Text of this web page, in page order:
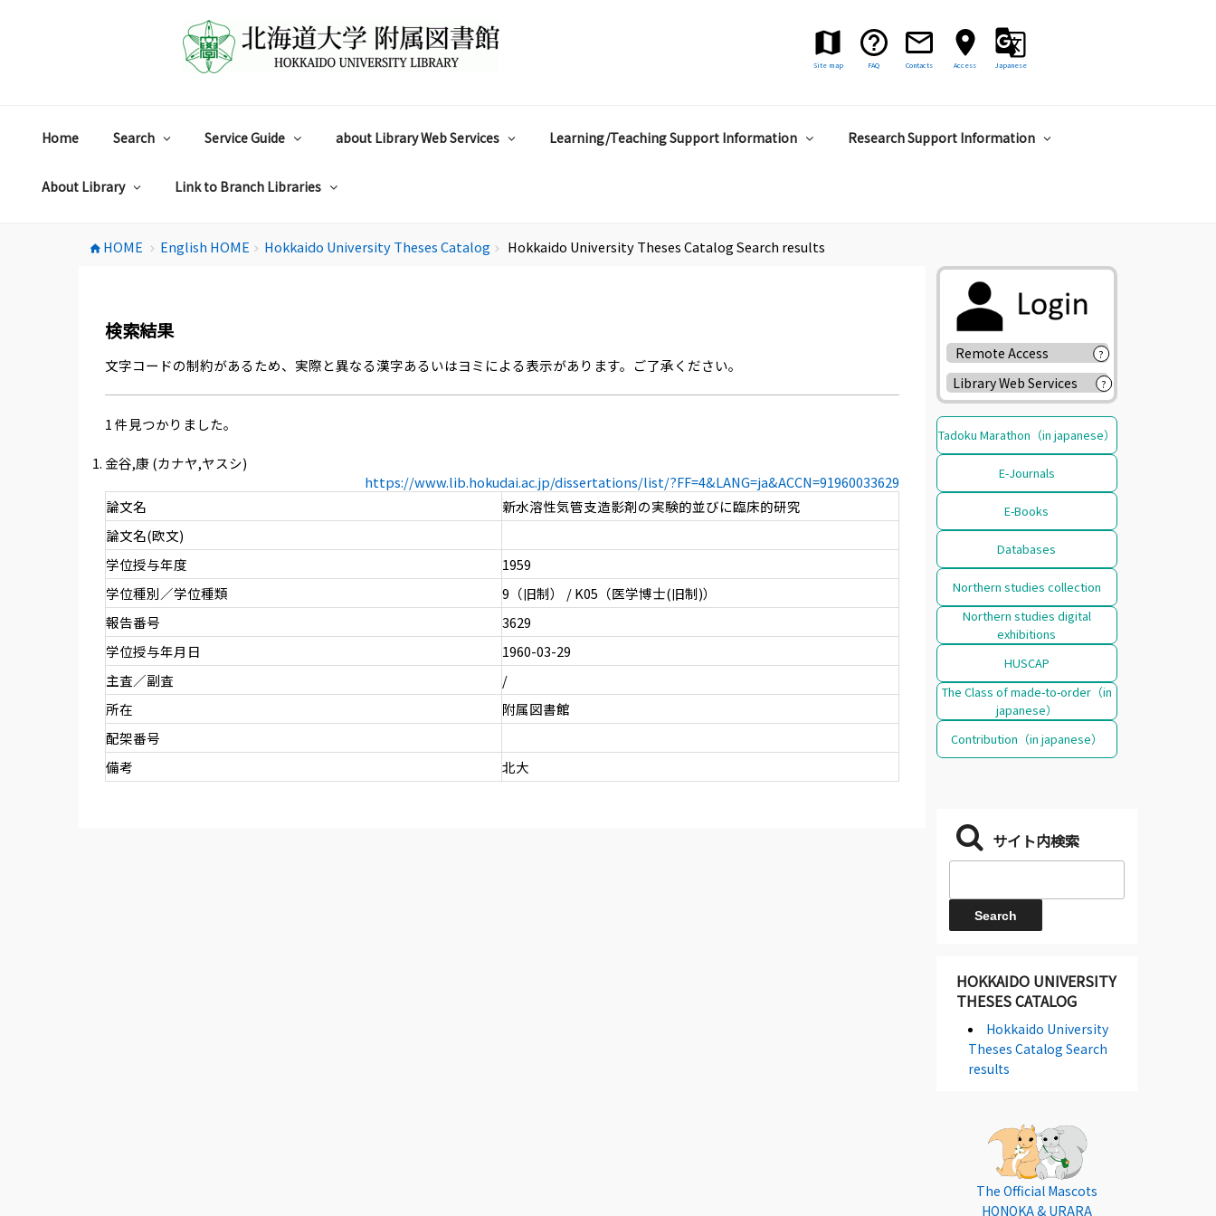
Site map FAQ Contacts Access Japanese
Home Search Service Guide about Library Web Services Learning/Teaching Support Information Research Support Information
About Library Link to Branch Libraries
home HOME chevron_right English HOME chevron_right Hokkaido University Theses Catalog chevron_right Hokkaido University Theses Catalog Search results
検索結果
文字コードの制約があるため、実際と異なる漢字あるいはヨミによる表示があります。ご了承ください。
1 件見つかりました。
金谷,康 (カナヤ,ヤスシ)
https://www.lib.hokudai.ac.jp/dissertations/list/?FF=4&LANG=ja&ACCN=91960033629
論文名
新水溶性気管支造影剤の実験的並びに臨床的研究
論文名(欧文)
学位授与年度
1959
学位種別／学位種類
9（旧制） / K05（医学博士(旧制)）
報告番号
3629
学位授与年月日
1960-03-29
主査／副査
/
所在
附属図書館
配架番号
備考
北大
Remote Access ?
Library Web Services ?
Tadoku Marathon（in japanese）
E-Journals
E-Books
Databases
Northern studies collection
Northern studies digital
exhibitions
HUSCAP
The Class of made-to-order（in
japanese）
Contribution（in japanese）
サイト内検索
HOKKAIDO UNIVERSITY
THESES CATALOG
Hokkaido University
Theses Catalog Search
results
The Official Mascots
HONOKA & URARA